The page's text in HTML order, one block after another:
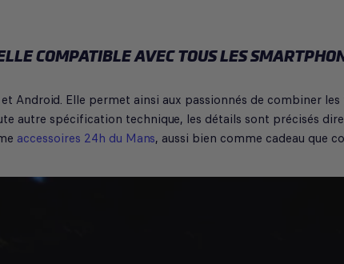
COMPATIBLE AVEC TOUS LES
Android. Elle permet ainsi aux passionnés de combiner
autre spécification technique, les détails sont précisés
accessoires 24h du Mans, aussi bien comme cadeau que